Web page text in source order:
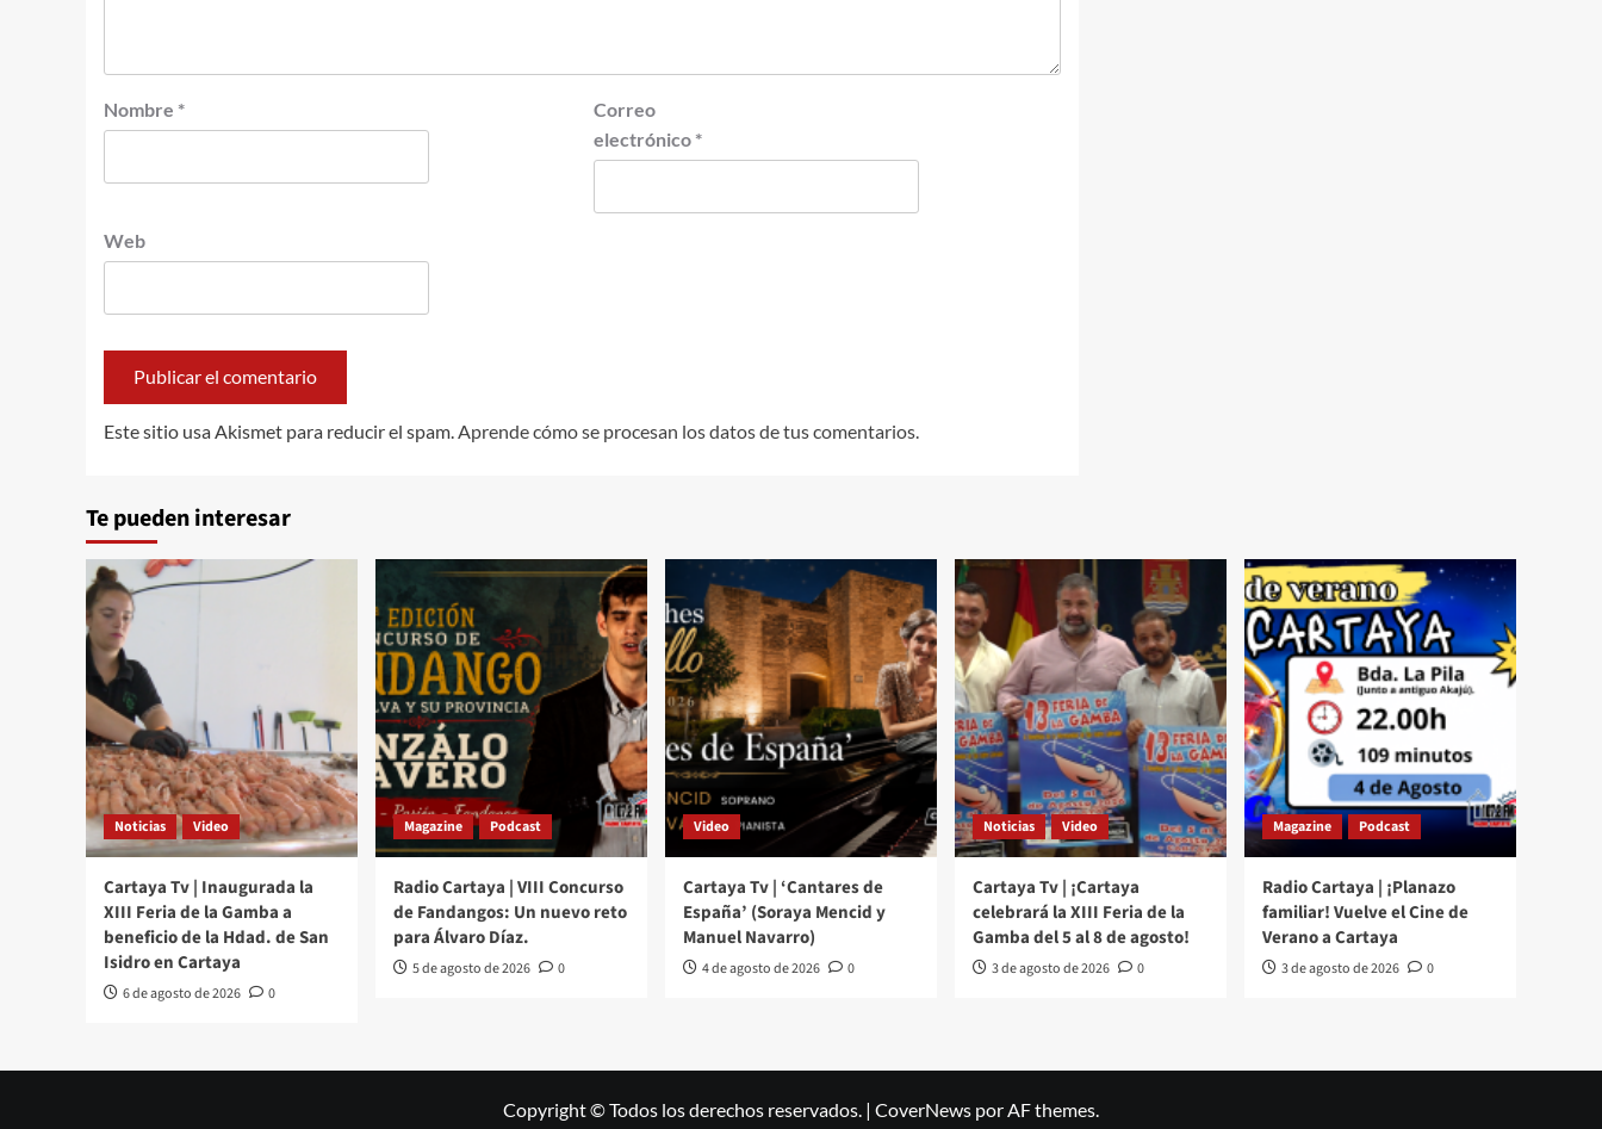
Nombre *
Correo
electrónico *
Web
Este sitio usa Akismet para reducir el spam. Aprende cómo se procesan los datos de tus comentarios.
Te pueden interesar
Noticias Video
Cartaya Tv | Inaugurada la
XIII Feria de la Gamba a
beneficio de la Hdad. de San
Isidro en Cartaya
6 de agosto de 2026 0
Magazine Podcast
Radio Cartaya | VIII Concurso
de Fandangos: Un nuevo reto
para Álvaro Díaz.
5 de agosto de 2026 0
Video
Cartaya Tv | ‘Cantares de
España’ (Soraya Mencid y
Manuel Navarro)
4 de agosto de 2026 0
Noticias Video
Cartaya Tv | ¡Cartaya
celebrará la XIII Feria de la
Gamba del 5 al 8 de agosto!
3 de agosto de 2026 0
Magazine Podcast
Radio Cartaya | ¡Planazo
familiar! Vuelve el Cine de
Verano a Cartaya
3 de agosto de 2026 0
Copyright © Todos los derechos reservados. | CoverNews por AF themes.